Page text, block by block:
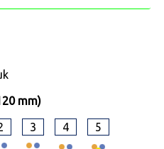
mm)
3 4 5